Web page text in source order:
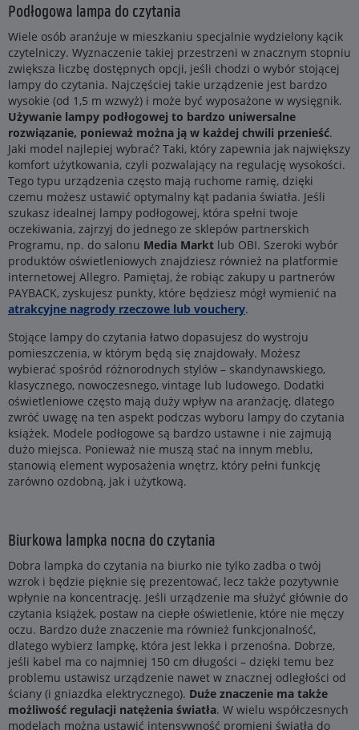
Podłogowa lampa do czytania
Wiele osób aranżuje w mieszkaniu specjalnie wydzielony kącik
czytelniczy. Wyznaczenie takiej przestrzeni w znacznym stopniu
zwiększa liczbę dostępnych opcji, jeśli chodzi o wybór stojącej
lampy do czytania. Najczęściej takie urządzenie jest bardzo
wysokie (od 1,5 m wzwyż) i może być wyposażone w wysięgnik.
Używanie lampy podłogowej to bardzo uniwersalne
rozwiązanie, ponieważ można ją w każdej chwili przenieść.
Jaki model najlepiej wybrać? Taki, który zapewnia jak największy
komfort użytkowania, czyli pozwalający na regulację wysokości.
Tego typu urządzenia często mają ruchome ramię, dzięki
czemu możesz ustawić optymalny kąt padania światła. Jeśli
szukasz idealnej lampy podłogowej, która spełni twoje
oczekiwania, zajrzyj do jednego ze sklepów partnerskich
Programu, np. do salonu Media Markt lub OBI. Szeroki wybór
produktów oświetleniowych znajdziesz również na platformie
internetowej Allegro. Pamiętaj, że robiąc zakupy u partnerów
PAYBACK, zyskujesz punkty, które będziesz mógł wymienić na
atrakcyjne nagrody rzeczowe lub vouchery.
Stojące lampy do czytania łatwo dopasujesz do wystroju
pomieszczenia, w którym będą się znajdowały. Możesz
wybierać spośród różnorodnych stylów – skandynawskiego,
klasycznego, nowoczesnego, vintage lub ludowego. Dodatki
oświetleniowe często mają duży wpływ na aranżację, dlatego
zwróć uwagę na ten aspekt podczas wyboru lampy do czytania
książek. Modele podłogowe są bardzo ustawne i nie zajmują
dużo miejsca. Ponieważ nie muszą stać na innym meblu,
stanowią element wyposażenia wnętrz, który pełni funkcję
zarówno ozdobną, jak i użytkową.
Biurkowa lampka nocna do czytania
Dobra lampka do czytania na biurko nie tylko zadba o twój
wzrok i będzie pięknie się prezentować, lecz także pozytywnie
wpłynie na koncentrację. Jeśli urządzenie ma służyć głównie do
czytania książek, postaw na ciepłe oświetlenie, które nie męczy
oczu. Bardzo duże znaczenie ma również funkcjonalność,
dlatego wybierz lampkę, która jest lekka i przenośna. Dobrze,
jeśli kabel ma co najmniej 150 cm długości – dzięki temu bez
problemu ustawisz urządzenie nawet w znacznej odległości od
ściany (i gniazdka elektrycznego). Duże znaczenie ma także
możliwość regulacji natężenia światła. W wielu współczesnych
modelach można ustawić intensywność promieni światła do